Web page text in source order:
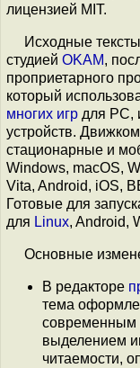
лицензией MIT.
Исходные
студией OKAM,
проприетарного
который
многих игр для PC,
устройств.
стационарные и
Windows, macOS,
Vita, Android, iOS,
Готовые для
для Linux, Android,
Основные
В редакторе
тема
современным
выделением
читаемости,